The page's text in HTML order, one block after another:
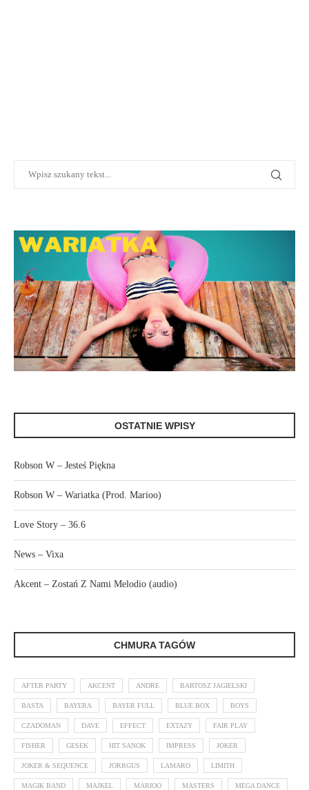
OSTATNIE WPISY
Robson W – Jesteś Piękna
Robson W – Wariatka (Prod. Marioo)
Love Story – 36.6
News – Vixa
Akcent – Zostań Z Nami Melodio (audio)
CHMURA TAGÓW
AFTER PARTY AKCENT ANDRE BARTOSZ JAGIELSKI
BASTA BAYERA BAYER FULL BLUE BOX BOYS
CZADOMAN DAVE EFFECT EXTAZY FAIR PLAY
FISHER GESEK HIT SANOK IMPRESS JOKER
JOKER & SEQUENCE JORRGUS LAMARO LIMITH
MAGIK BAND MAJKEL MARIOO MASTERS MEGA DANCE